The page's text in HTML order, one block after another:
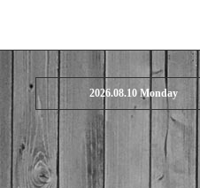
2026.08.10 Monday